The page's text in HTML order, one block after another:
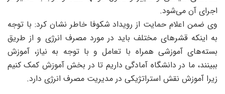
آن می‌شود.
ضمن اعلام حمایت از رویداد شکوفا خاطر نشان کرد: با توجه
اینکه قشرهای مختلف باید در مورد مصرف انرژی و از طریق
آموزشی همراه با تعامل و با توجه به نیاز، آموزش
ما در دانشگاه آمادگی داریم تا در بخش آموزش کمک کنیم
آموزش نقش استراتژیکی در مدیریت مصرف انرژی دارد.